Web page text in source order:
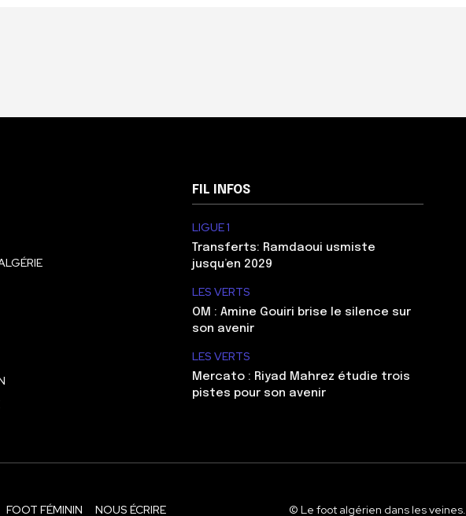
FIL INFOS
LIGUE 1
Transferts: Ramdaoui usmiste
jusqu’en 2029
LES VERTS
OM : Amine Gouiri brise le silence sur
son avenir
LES VERTS
Mercato : Riyad Mahrez étudie trois
pistes pour son avenir
FOOT FÉMININ NOUS ÉCRIRE © Le foot algérien dans les veines.